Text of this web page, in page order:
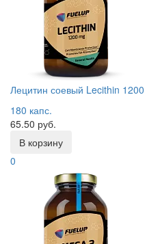
Лецитин соевый Lecithin
180 капс.
65.50 руб.
В корзину
0